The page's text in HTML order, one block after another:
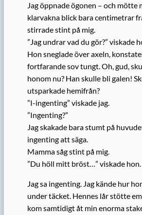
Jag öppnade ögonen – och mötte
klarvakna blick bara centimetrar
stirrade stint på mig.
”Jag undrar vad du gör?” viskade
Hon sneglade över axeln,
fortfarande sov tungt. Oh, gud,
honom nu? Han skulle bli galen!
utsparkade hemifrån?
”I-ingenting” viskade jag.
”Ingenting?”
Jag skakade bara stumt på
ingenting att säga.
Mamma såg stint på mig.
”Du höll mitt bröst…” viskade hon.
Jag sa ingenting. Jag kände hur
under täcket. Hennes lår stötte
kom samtidigt åt min enorma